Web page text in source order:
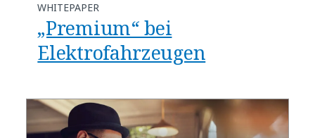
WHITEPAPER
„Premium“ bei
Elektrofahrzeugen